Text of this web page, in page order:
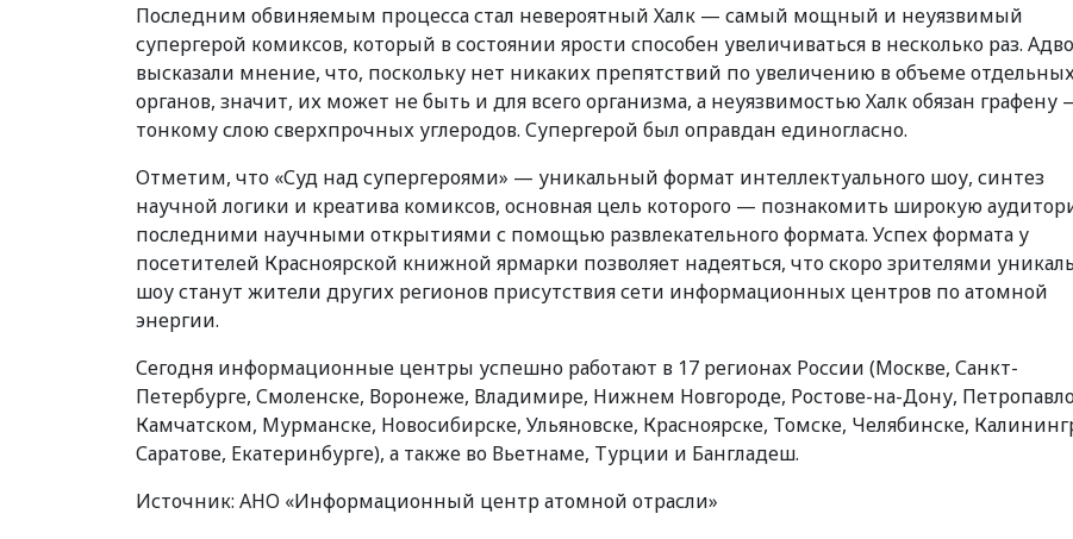
Последним обвиняемым процесса стал невероятный Халк — самый мощный и неуязвимый
супергерой комиксов, который в состоянии ярости способен увеличиваться в несколько раз.
высказали мнение, что, поскольку нет никаких препятствий по увеличению в объеме
органов, значит, их может не быть и для всего организма, а неуязвимостью Халк обязан графену
тонкому слою сверхпрочных углеродов. Супергерой был оправдан единогласно.
Отметим, что «Суд над супергероями» — уникальный формат интеллектуального шоу, синтез
научной логики и креатива комиксов, основная цель которого — познакомить широкую
последними научными открытиями с помощью развлекательного формата. Успех формата у
посетителей Красноярской книжной ярмарки позволяет надеяться, что скоро зрителями
шоу станут жители других регионов присутствия сети информационных центров по атомной
энергии.
Сегодня информационные центры успешно работают в 17 регионах России (Москве, Санкт-
Петербурге, Смоленске, Воронеже, Владимире, Нижнем Новгороде, Ростове-на-Дону,
Камчатском, Мурманске, Новосибирске, Ульяновске, Красноярске, Томске, Челябинске,
Саратове, Екатеринбурге), а также во Вьетнаме, Турции и Бангладеш.
Источник: АНО «Информационный центр атомной отрасли»